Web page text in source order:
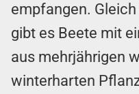
empfangen.
gibt es Beete mit
aus mehrjährigen
winterharten